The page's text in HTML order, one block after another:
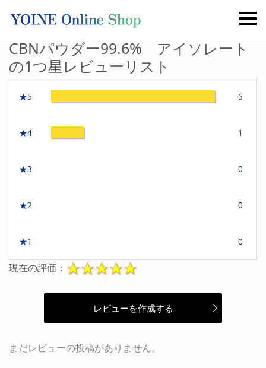
CBNパウダー99.6% アイソレート
の1つ星レビューリスト
★5 5
★4 1
★3 0
★2 0
★1 0
現在の評価：
レビューを作成する
まだレビューの投稿がありません。